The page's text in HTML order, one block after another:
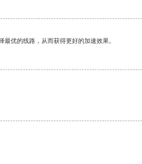
优的线路，从而获得更好的加速效果。